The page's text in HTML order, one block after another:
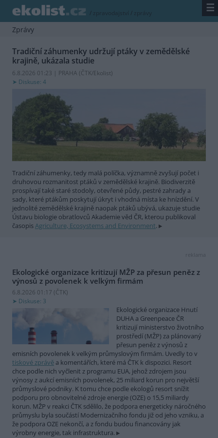
/ zpravodajství / zprávy ☰
Zprávy
Tradiční záhumenky udržují ptáky v zemědělské
krajině, ukázala studie
6.8.2026 01:23 | PRAHA (ČTK/Ekolist)
Diskuse: 4
Tradiční záhumenky, tedy malá políčka, významně zvyšují počet i
druhovou rozmanitost ptáků v zemědělské krajině. Biodiverzitě
prospívají také staré stodoly, otevřené půdy, pestré zahrady a
sady, které ptákům poskytují úkryt i vhodná místa ke hnízdění. V
jednolité zemědělské krajině naopak ptáků ubývá, ukazuje studie
Ústavu biologie obratlovců Akademie věd ČR, kterou publikoval
časopisAgriculture, Ecosystems and Environment.
reklama
Ekologické organizace kritizují MŽP za přesun peněz z
výnosů z povolenek k velkým firmám
6.8.2026 01:17 (ČTK)
Diskuse: 3
Ekologické organizace Hnutí
DUHA a Greenpeace ČR
kritizují ministerstvo životního
prostředí (MŽP) za plánovaný
přesun peněz z výnosů z
emisních povolenek k velkým průmyslovým firmám. Uvedly to v
tiskové zprávě a komentářích, které má ČTK k dispozici. Resort
chce podle nich vyčlenit z programu EUA, jehož zdrojem jsou
výnosy z aukcí emisních povolenek, 25 miliard korun pro největší
průmyslové podniky. K tomu chce podle ekologů resort snížit
podporu pro obnovitelné zdroje energie (OZE) o 15,5 miliardy
korun. MŽP v reakci ČTK sdělilo, že podpora energeticky náročného
průmyslu byla součástí Modernizačního fondu již od jeho vzniku, a
že podpora OZE nekončí, a z fondu budou financovány jak
výrobny energie, tak infrastruktura.